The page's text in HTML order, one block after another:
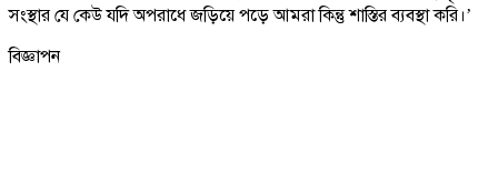
সংস্থার যে কেউ যদি অপরাধে জড়িয়ে পড়ে আমরা কিন্তু শাস্তির ব্যবস্থা করি।’
বিজ্ঞাপন